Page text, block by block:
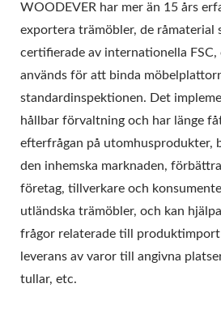
WOODEVER har mer än 15 års
exportera trämöbler, de råmaterial
certifierade av internationella FSC,
används för att binda
standardinspektionen. Det
hållbar förvaltning och har länge
efterfrågan på utomhusprodukter,
den inhemska marknaden,
företag, tillverkare och
utländska trämöbler, och kan
frågor relaterade till
leverans av varor till angivna
tullar, etc.